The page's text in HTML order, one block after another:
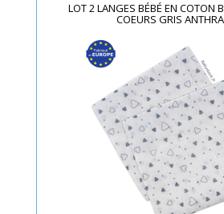
LOT 2 LANGES BÉBÉ EN COTON
COEURS GRIS